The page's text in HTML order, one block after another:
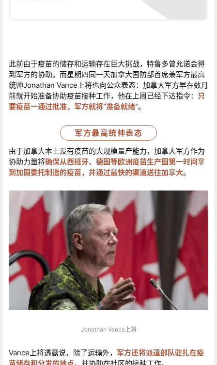
此前由于疫苗的储存和运输存在巨大挑战，特鲁多曾允诺会得
到军方的协助。而星期四同一天加拿大国防部首席兼军方最高
统帅Jonathan Vance上将也向公众表态：加拿大军方早在数月
前就开始准备协助疫苗接种工作，他在上周已经下达指令：
只
要疫苗一通过批准，军方就将“准备就绪”。
军方最高统帅表态
由于加拿大本土没有疫苗的大规模量产能力，加拿大军方作为
协助力量将确保从西班牙、德国等欧洲疫苗生产国第一时间拿
到加国委托制造的疫苗，并通过最快的渠道送往加拿大。
Jonathan Vance上将
Vance上将透露说，除了运输外， 军方还将派遣部队驻扎在疫